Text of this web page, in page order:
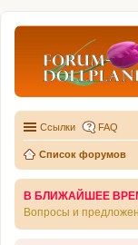
Ссылки FAQ
Список форумов
В БЛИЖАЙШЕЕ
Вопросы и